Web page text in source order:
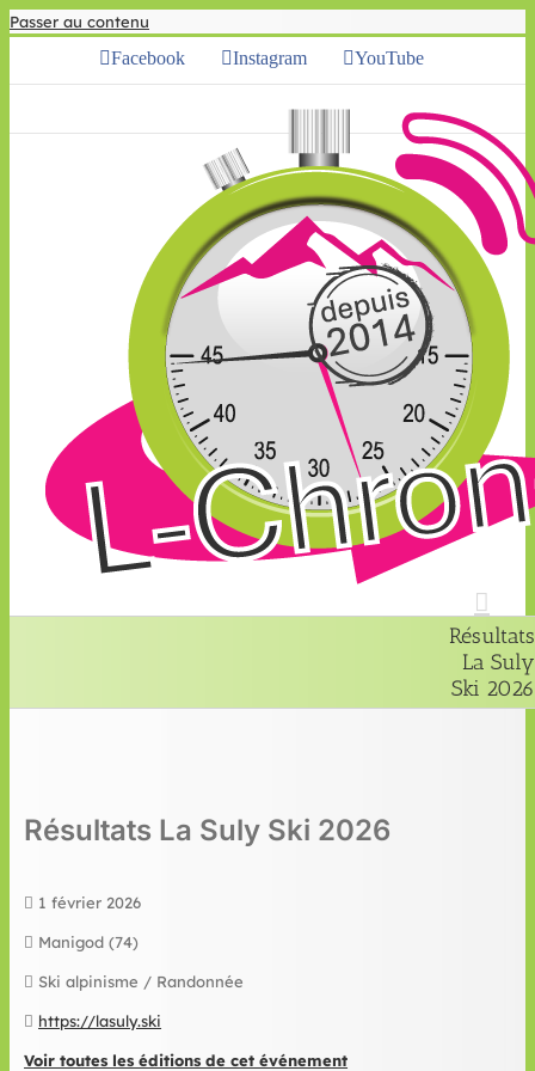
Passer au contenu
Facebook Instagram YouTube
Résultats
La Suly
Ski 2026
Résultats La Suly Ski 2026
1 février 2026
Manigod (74)
Ski alpinisme / Randonnée
https://lasuly.ski
Voir toutes les éditions de cet événement